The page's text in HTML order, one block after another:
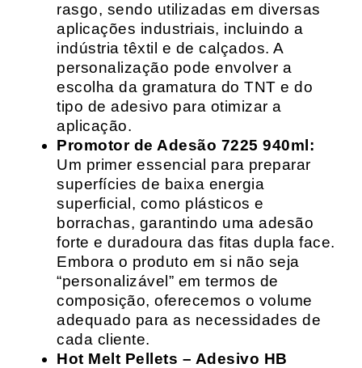
rasgo, sendo utilizadas em diversas
aplicações industriais, incluindo a
indústria têxtil e de calçados. A
personalização pode envolver a
escolha da gramatura do TNT e do
tipo de adesivo para otimizar a
aplicação.
Promotor de Adesão 7225 940ml:
Um primer essencial para preparar
superfícies de baixa energia
superficial, como plásticos e
borrachas, garantindo uma adesão
forte e duradoura das fitas dupla face.
Embora o produto em si não seja
“personalizável” em termos de
composição, oferecemos o volume
adequado para as necessidades de
cada cliente.
Hot Melt Pellets – Adesivo HB